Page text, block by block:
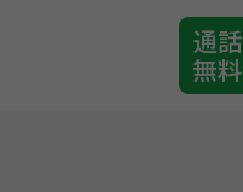
通話
無料